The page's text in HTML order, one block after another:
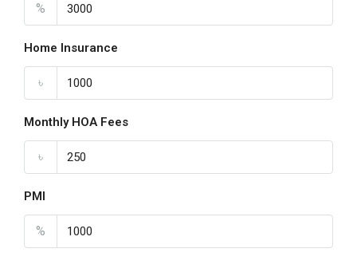
%
Home Insurance
৳
Monthly HOA Fees
৳
PMI
%